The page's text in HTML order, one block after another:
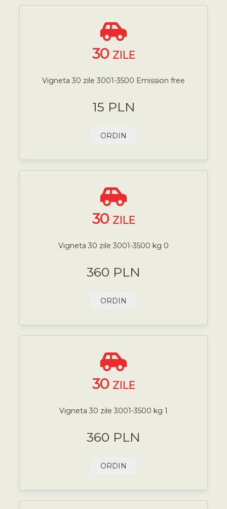
30 ZILE
Vigneta 30 zile 3001-3500 Emission free
15 PLN
ORDIN
30 ZILE
Vigneta 30 zile 3001-3500 kg 0
360 PLN
ORDIN
30 ZILE
Vigneta 30 zile 3001-3500 kg 1
360 PLN
ORDIN